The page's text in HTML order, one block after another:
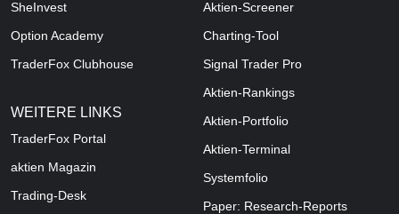
SheInvest
Option Academy
TraderFox Clubhouse
WEITERE LINKS
TraderFox Portal
aktien Magazin
Trading-Desk
Aktien-Screener
Charting-Tool
Signal Trader Pro
Aktien-Rankings
Aktien-Portfolio
Aktien-Terminal
Systemfolio
Paper: Research-Reports